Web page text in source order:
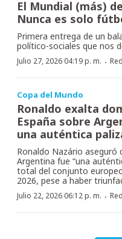
El Mundial (más)
Nunca es solo
Primera entrega de un
político-sociales que nos
Julio 27, 2026 04:19 p. m. ·
Copa del Mundo
Ronaldo exalta
España sobre
una auténtica
Ronaldo Nazário aseguró
Argentina fue “una
total del conjunto
2026, pese a haber
Julio 22, 2026 06:12 p. m. ·